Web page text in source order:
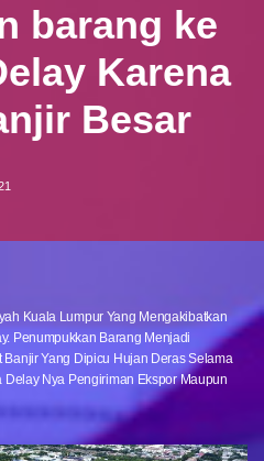
barang ke
Karena
Besar
Kuala Lumpur Yang Mengakibatkan
Penumpukkan Barang Menjadi
Yang Dipicu Hujan Deras Selama
Nya Pengiriman Ekspor Maupun